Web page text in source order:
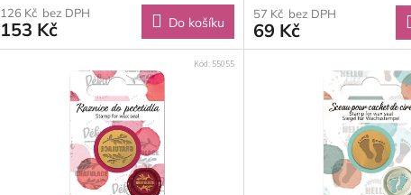
126 Kč bez DPH
153 Kč Do košíku
57 Kč bez DPH
69 Kč
Kód: 55055